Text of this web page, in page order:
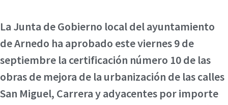
La Junta de Gobierno local del ayuntamiento
de Arnedo ha aprobado este viernes 9 de
septiembre la certificación número 10 de las
obras de mejora de la urbanización de las calles
San Miguel, Carrera y adyacentes por importe